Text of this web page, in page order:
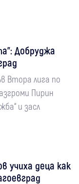
Добруджа
Втора лига по
Пирин
и засл
учиха деца как